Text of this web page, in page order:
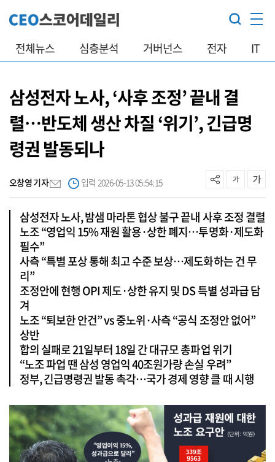
전체뉴스 심층분석 거버넌스 전자 IT
삼성전자 노사, ‘사후 조정’ 끝내 결
렬…반도체 생산 차질 ‘위기’, 긴급명
령권 발동되나
오창영 기자 입력 2026-05-13 05:54:15
삼성전자 노사, 밤샘 마라톤 협상 불구 끝내 사후 조정 결렬
노조 “영업익 15% 재원 활용·상한 폐지…투명화·제도화
필수”
사측 “특별 포상 통해 최고 수준 보상…제도화하는 건 무
리”
조정안에 현행 OPI 제도·상한 유지 및 DS 특별 성과급 담
겨
노조 “퇴보한 안건” vs 중노위·사측 “공식 조정안 없어”
상반
합의 실패로 21일부터 18일 간 대규모 총파업 위기
“노조 파업 땐 삼성 영업익 40조원가량 손실 우려”
정부, 긴급명령권 발동 촉각…국가 경제 영향 클 때 시행